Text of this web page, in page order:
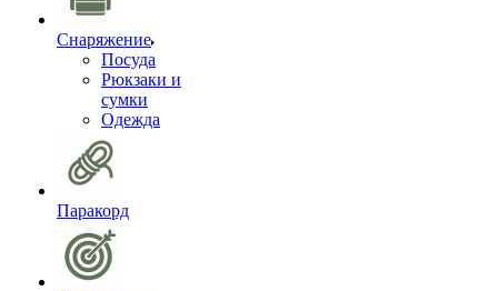
Снаряжение
Посуда
Рюкзаки и
сумки
Одежда
Паракорд